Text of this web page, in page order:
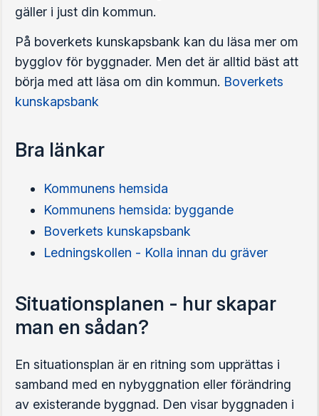
gäller i just din kommun.
På boverkets kunskapsbank kan du läsa mer om
bygglov för byggnader. Men det är alltid bäst att
börja med att läsa om din kommun. Boverkets
kunskapsbank
Bra länkar
Kommunens hemsida
Kommunens hemsida: byggande
Boverkets kunskapsbank
Ledningskollen - Kolla innan du gräver
Situationsplanen - hur skapar
man en sådan?
En situationsplan är en ritning som upprättas i
samband med en nybyggnation eller förändring
av existerande byggnad. Den visar byggnaden i